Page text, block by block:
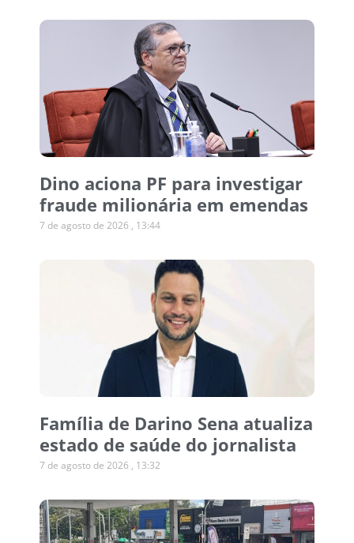
Dino aciona PF para investigar
fraude milionária em emendas
7 de agosto de 2026 13:44
Família de Darino Sena atualiza
estado de saúde do jornalista
7 de agosto de 2026 13:32